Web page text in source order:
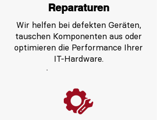
Reparaturen
Wir helfen bei defekten Geräten,
tauschen Komponenten aus oder
optimieren die Performance Ihrer
IT-Hardware.